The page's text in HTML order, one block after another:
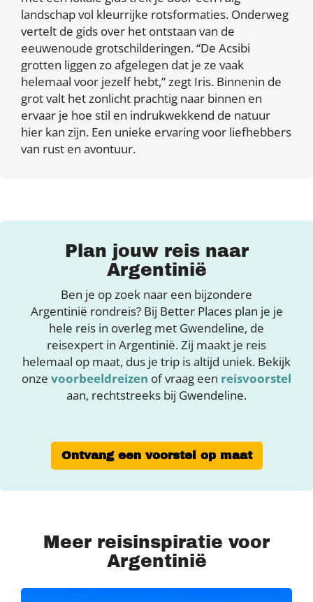
landschap vol kleurrijke rotsformaties. Onderweg
vertelt de gids over het ontstaan van de
eeuwenoude grotschilderingen. “De Acsibi
grotten liggen zo afgelegen dat je ze vaak
helemaal voor jezelf hebt,” zegt Iris. Binnenin de
grot valt het zonlicht prachtig naar binnen en
ervaar je hoe stil en indrukwekkend de natuur
hier kan zijn. Een unieke ervaring voor liefhebbers
van rust en avontuur.
Plan jouw reis naar
Argentinië
Ben je op zoek naar een bijzondere
Argentinië rondreis? Bij Better Places plan je je
hele reis in overleg met Gwendeline, de
reisexpert in Argentinië. Zij maakt je reis
helemaal op maat, dus je trip is altijd uniek. Bekijk
onze voorbeeldreizen of vraag een reisvoorstel
aan, rechtstreeks bij Gwendeline.
Ontvang een voorstel op maat
Meer reisinspiratie voor
Argentinië